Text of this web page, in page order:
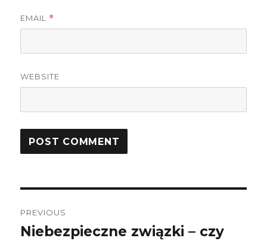
EMAIL *
WEBSITE
navigation
PREVIOUS
Previous
Niebezpieczne związki – czy